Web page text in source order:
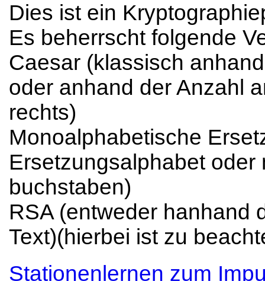
Dies ist ein
Es beherrscht folgende
Caesar (klassisch
oder anhand der Anzahl
rechts)
Monoalphabetische
Ersetzungsalphabet
buchstaben)
RSA (entweder hanhand
Text)(hierbei ist zu
Stationenlernen zum